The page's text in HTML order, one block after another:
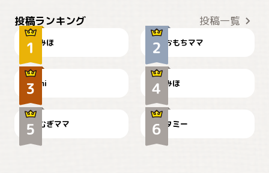
投稿ランキング 投稿一覧
みほ おもちママ
可愛い？
mi
見てるぞぉ
みほ
🌻とむぎ！
むぎママ
ドーベルマンのお友達邸に
て
タミー